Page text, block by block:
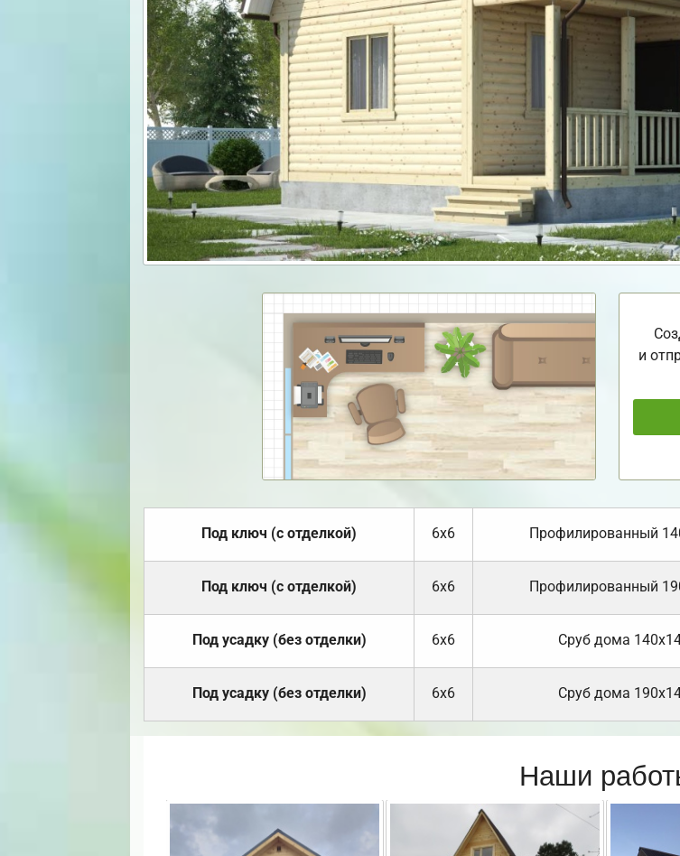
и
Под ключ (с отделкой) 6х6 Профилированный
Под ключ (с отделкой) 6х6 Профилированный
Под усадку (без отделки) 6х6 Cруб дома
Под усадку (без отделки) 6х6 Cруб дома
Наши